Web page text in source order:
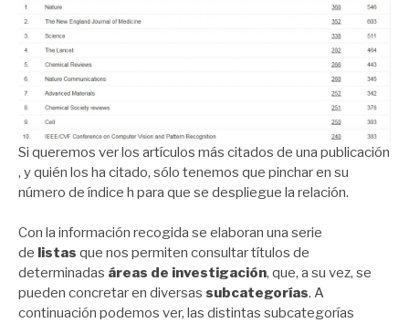
Si queremos ver los artículos más citados de una publicación
, y quién los ha citado, sólo tenemos que pinchar en su
número de índice h para que se despliegue la relación.
Con la información recogida se elaboran una serie
de listas que nos permiten consultar títulos de
determinadas áreas de investigación, que, a su vez, se
pueden concretar en diversas subcategorías. A
continuación podemos ver, las distintas subcategorías